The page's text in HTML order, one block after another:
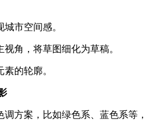
市空间感。
角，将草图细化为草稿。
的轮廓。
方案，比如绿色系、蓝色系等，